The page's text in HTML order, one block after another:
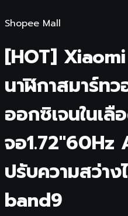
Shopee Mall
[HOT]
นาฬิกาสมาร์ท
ออกซิเจนในเลื
จอ1.72"60Hz
ปรับความสว่าง
band9